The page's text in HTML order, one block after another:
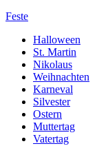
Feste
Halloween
St. Martin
Nikolaus
Weihnachten
Karneval
Silvester
Ostern
Muttertag
Vatertag